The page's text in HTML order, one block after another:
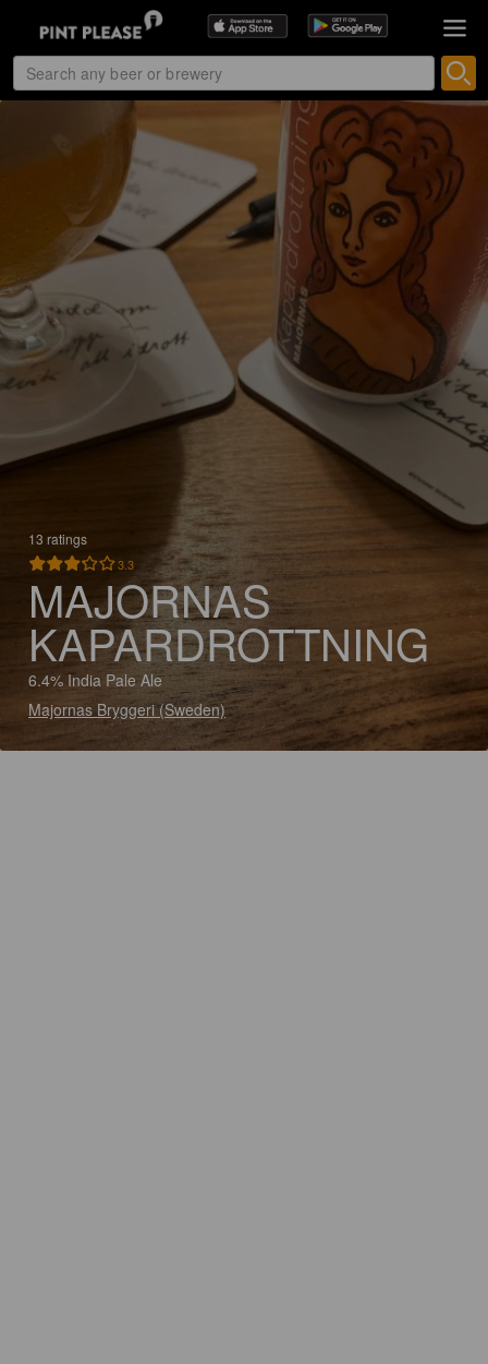
13 ratings
3.3
MAJORNAS
KAPARDROTTNING
6.4% India Pale Ale
Majornas Bryggeri (Sweden)